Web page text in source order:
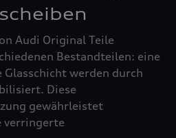
Audi Original Teile
Bestandteilen: eine
Glasschicht werden durch
Diese
gewährleistet
verringerte